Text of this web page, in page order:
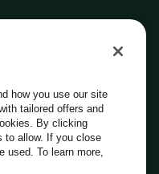
how you use our site
tailored offers and
By clicking
to allow. If you close
used. To learn more,